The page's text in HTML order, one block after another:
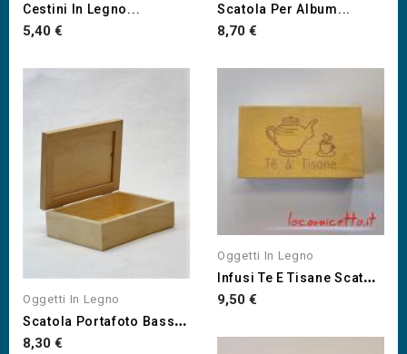
Cestini In Legno...
Prezzo
5,40 €
Scatola Per Album...
Prezzo
8,70 €
Oggetti In Legno
S
Catola Portafoto Basso...
Prezzo
8,30 €
Oggetti In Legno
I
Nfusi Te E Tisane Scatole...
Prezzo
9,50 €